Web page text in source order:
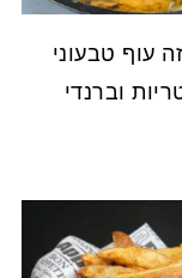
עוף טבעוני
וברנדי